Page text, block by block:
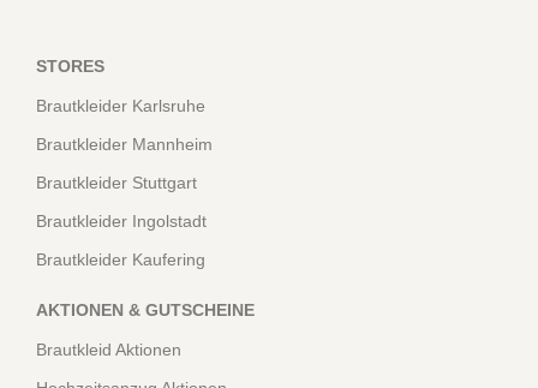
STORES
Brautkleider Karlsruhe
Brautkleider Mannheim
Brautkleider Stuttgart
Brautkleider Ingolstadt
Brautkleider Kaufering
AKTIONEN & GUTSCHEINE
Brautkleid Aktionen